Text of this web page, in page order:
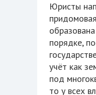
Юристы
порядке,
учёт как
под
то у всех